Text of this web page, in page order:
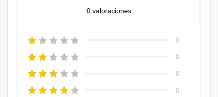
0 valoraciones
0
0
0
0